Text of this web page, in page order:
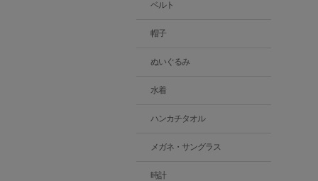
ベルト
帽子
ぬいぐるみ
水着
ハンカチタオル
メガネ・サングラス
時計